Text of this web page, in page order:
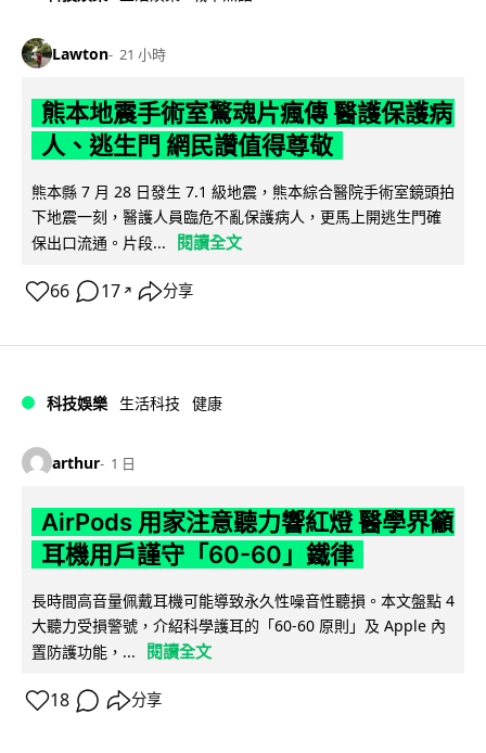
Lawton 21 小時
熊本地震手術室驚魂片瘋傳 醫護保護病
人、逃生門 網民讚值得尊敬
熊本縣 7 月 28 日發生 7.1 級地震，熊本綜合醫院手術室鏡頭拍
下地震一刻，醫護人員臨危不亂保護病人，更馬上開逃生門確
保出口流通。片段...
閱讀全文
66 17 ↗ 分享
科技娛樂 生活科技 健康
arthur 1 日
AirPods 用家注意聽力響紅燈 醫學界籲
耳機用戶謹守「60-60」鐵律
長時間高音量佩戴耳機可能導致永久性噪音性聽損。本文盤點 4
大聽力受損警號，介紹科學護耳的「60-60 原則」及 Apple 內
置防護功能，...
閱讀全文
18 分享